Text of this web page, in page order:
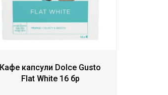
Кафе капсули Dolce Gusto
Flat White 16 бр